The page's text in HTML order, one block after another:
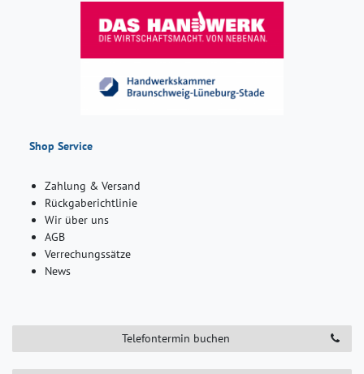
Shop Service
Zahlung & Versand
Rückgaberichtlinie
Wir über uns
AGB
Verrechungssätze
News
Telefontermin buchen